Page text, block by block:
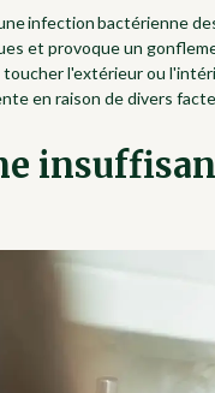
infection bactérienne
et provoque un
toucher l'extérieur ou
en raison de divers